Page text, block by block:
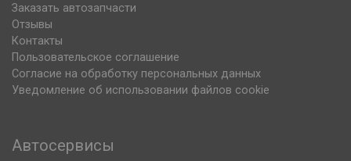
Заказать автозапчасти
Отзывы
Контакты
Пользовательское соглашение
Согласие на обработку персональных данных
Уведомление об использовании файлов cookie
Автосервисы